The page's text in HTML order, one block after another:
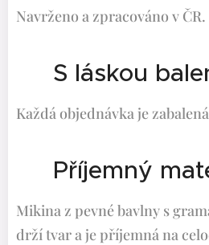
Navrženo a zpracováno v ČR.
🎁 S láskou
Každá objednávka je
👕 Příjemný
Mikina z pevné bavlny s
drží tvar a je příjemná na